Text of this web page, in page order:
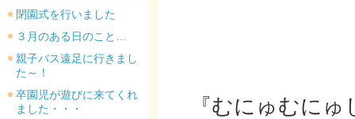
『むにゅむに
園のトップ
閉園式を行いました
３月のある日のこと…
親子バス遠足に行きまし
た～！
卒園児が遊びに来てくれ
ました・・・